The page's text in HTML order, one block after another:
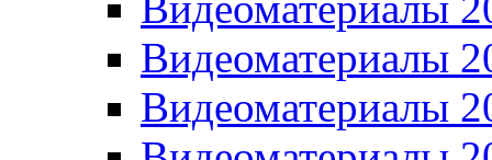
Видеоматериалы
Видеоматериалы